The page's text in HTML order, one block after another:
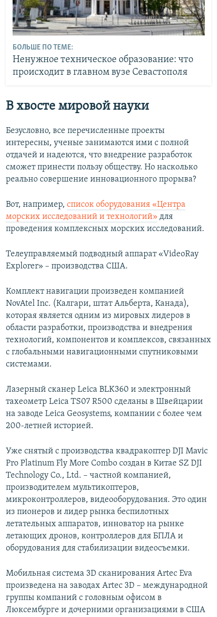
БОЛЬШЕ ПО ТЕМЕ:
Ненужное техническое образование: что
происходит в главном вузе Севастополя
В хвосте мировой науки
Безусловно, все перечисленные проекты
интересны, ученые занимаются ими с полной
отдачей и надеются, что внедрение разработок
сможет принести пользу обществу. Но насколько
реально совершение инновационного прорыва?
Вот, например, список оборудования «Центра
морских исследований и технологий» для
проведения комплексных морских исследований.
Телеуправляемый подводный аппарат «VideoRay
Explorer» – производства США.
Комплект навигации произведен компанией
NovAtel Inc. (Калгари, штат Альберта, Канада),
которая является одним из мировых лидеров в
области разработки, производства и внедрения
технологий, компонентов и комплексов, связанных
с глобальными навигационными спутниковыми
системами.
Лазерный сканер Leica BLK360 и электронный
тахеометр Leica TS07 R500 сделаны в Швейцарии
на заводе Leica Geosystems, компании с более чем
200-летней историей.
Уже снятый с производства квадракоптер DJI Mavic
Pro Platinum Fly More Combo создан в Китае SZ DJI
Technology Co., Ltd. – частной компанией,
производителем мультикоптеров,
микроконтроллеров, видеооборудования. Это один
из пионеров и лидер рынка беспилотных
летательных аппаратов, инноватор на рынке
летающих дронов, контроллеров для БПЛА и
оборудования для стабилизации видеосъемки.
Мобильная система 3D сканирования Artec Eva
произведена на заводах Artec 3D – международной
группы компаний с головным офисом в
Люксембурге и дочерними организациями в США